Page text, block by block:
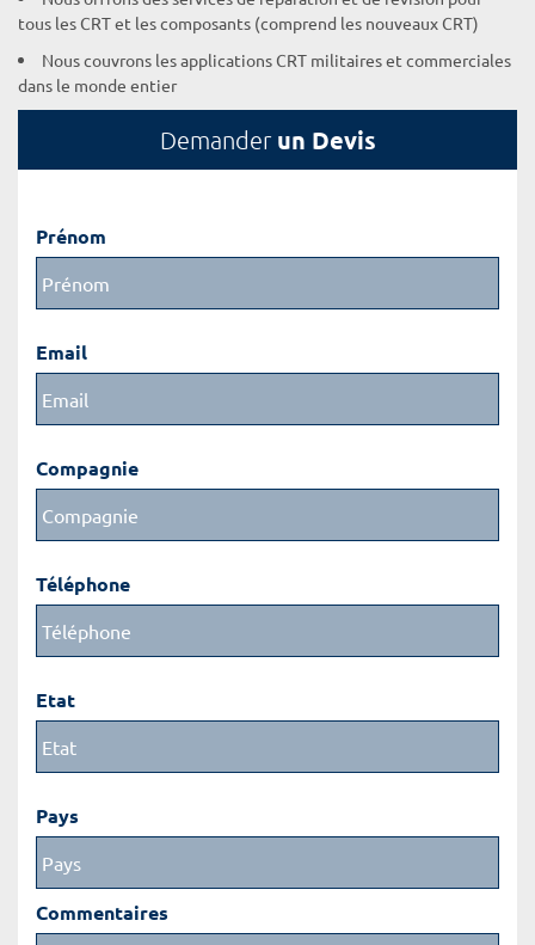
tous les CRT et les composants (comprend les nouveaux CRT)
Nous couvrons les applications CRT militaires et commerciales
dans le monde entier
Demander un Devis
Prénom
Email
Compagnie
Téléphone
Etat
Pays
Commentaires